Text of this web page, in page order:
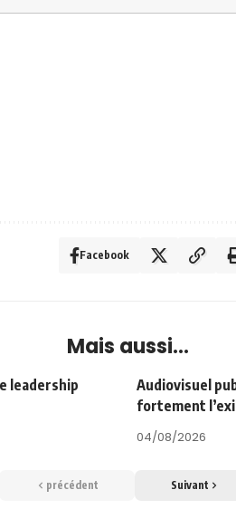
Facebook
Mais aussi...
leadership
Audiovisuel
fortement
04/08/2026
précédent Suivant